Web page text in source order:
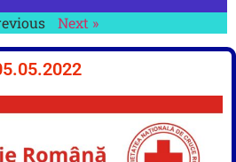
Next »